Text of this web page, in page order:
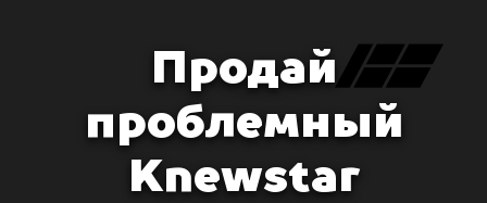
Продай
проблемный
Knewstar